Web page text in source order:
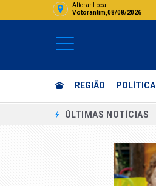
Alterar Local
Votorantim,08/08/2026
REGIÃO POLÍTICA
ÚLTIMAS NOTÍCIAS